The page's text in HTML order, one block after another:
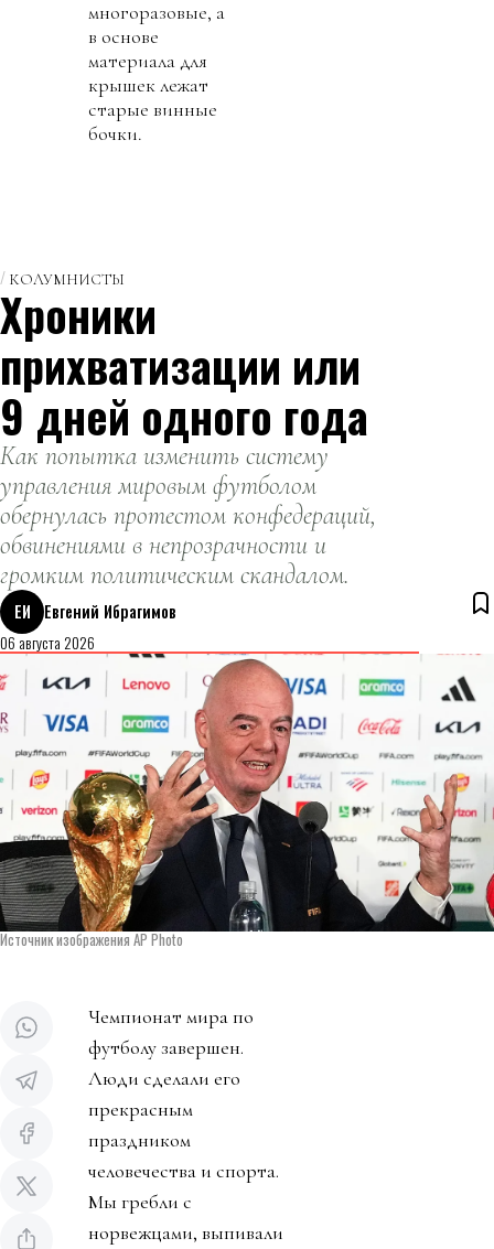
многоразовые, а
в основе
материала для
крышек лежат
старые винные
бочки.
КОЛУМНИСТЫ
Хроники
прихватизации или
9 дней одного года
Как попытка изменить систему
управления мировым футболом
обернулась протестом конфедераций,
обвинениями в непрозрачности и
громким политическим скандалом.
ЕИ
Евгений Ибрагимов
06 августа 2026
Источник изображения AP Photo
Чемпионат мира по
футболу завершен.
Люди сделали его
прекрасным
праздником
человечества и спорта.
Мы гребли с
норвежцами, выпивали